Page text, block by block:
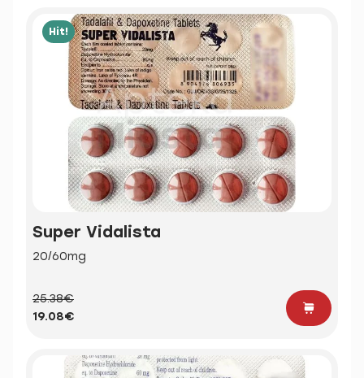
Hit!
Super Vidalista
20/60mg
25.38€
19.08€